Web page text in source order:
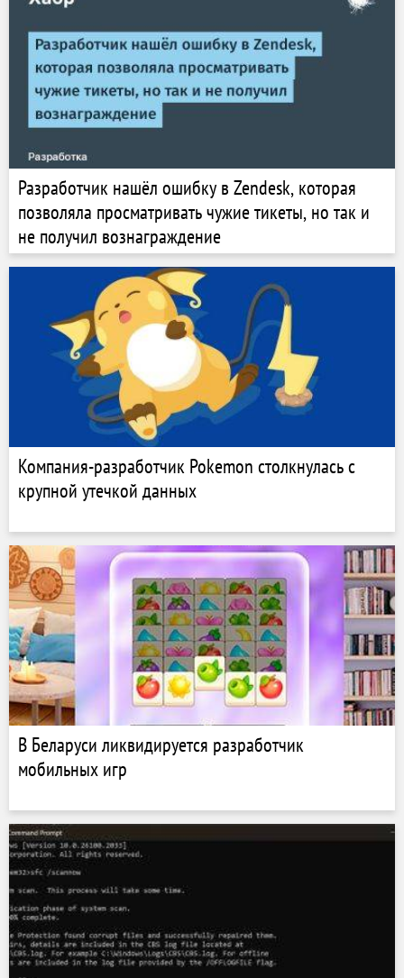
Разработчик нашёл ошибку в Zendesk, которая
позволяла просматривать чужие тикеты, но так и
не получил вознаграждение
Компания-разработчик Pokemon столкнулась с
крупной утечкой данных
В Беларуси ликвидируется разработчик
мобильных игр